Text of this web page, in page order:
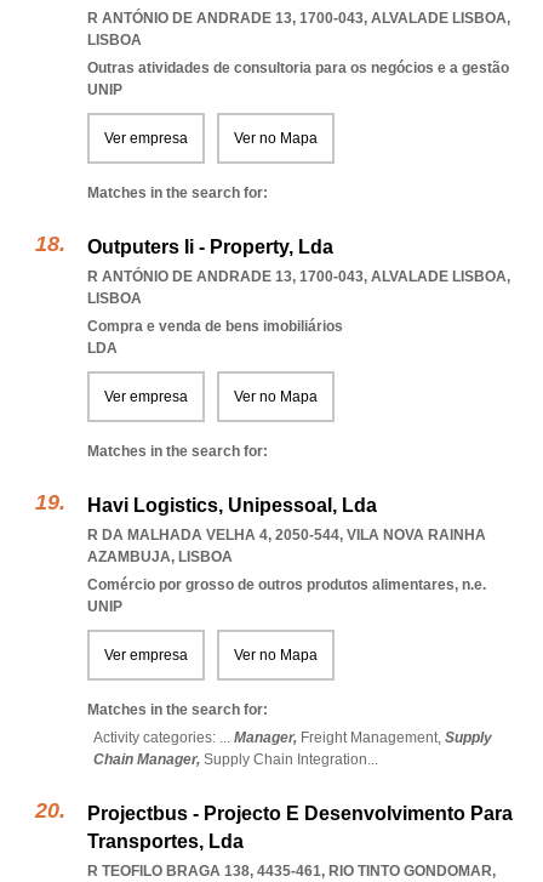
R ANTÓNIO DE ANDRADE 13, 1700-043, ALVALADE LISBOA,
LISBOA
Outras atividades de consultoria para os negócios e a gestão
UNIP
Ver empresa Ver no Mapa
Matches in the search for:
Outputers Ii - Property, Lda
R ANTÓNIO DE ANDRADE 13, 1700-043, ALVALADE LISBOA,
LISBOA
Compra e venda de bens imobiliários
LDA
Ver empresa Ver no Mapa
Matches in the search for:
Havi Logistics, Unipessoal, Lda
R DA MALHADA VELHA 4, 2050-544, VILA NOVA RAINHA
AZAMBUJA, LISBOA
Comércio por grosso de outros produtos alimentares, n.e.
UNIP
Ver empresa Ver no Mapa
Matches in the search for:
Activity categories: ... Manager, Freight Management, Supply
Chain Manager, Supply Chain Integration...
Projectbus - Projecto E Desenvolvimento Para
Transportes, Lda
R TEOFILO BRAGA 138, 4435-461, RIO TINTO GONDOMAR,